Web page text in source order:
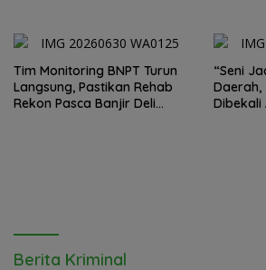
Hermawan Bersikap Tegas .
Tim Monitoring BNPT Turun
Langsung, Pastikan Rehab
Rekon Pasca Banjir Deli
“Seni
Daerah,
Dibekali
Berita Kriminal